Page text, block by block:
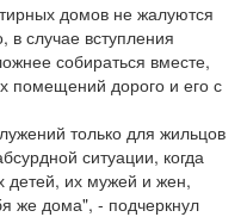
домов не жалуются
в случае вступления
собираться вместе,
помещений дорого и его с
только для жильцов
ситуации, когда
детей, их мужей и жен,
же дома", - подчеркнул